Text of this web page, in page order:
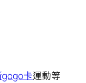
gogo卡運動等